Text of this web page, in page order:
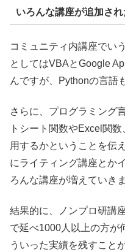
いろんな講座が追加され
コミュニティ内講座でい
としてはVBAとGoogle
んですが、Pythonの言語
さらに、プログラミング
トシート関数やExcel関
用するかということを伝
にライティング講座とか
ろんな講座が増えていきま
結果的に、ノンプロ研講
で延べ1000人以上の方が
ういった実績を残すこと